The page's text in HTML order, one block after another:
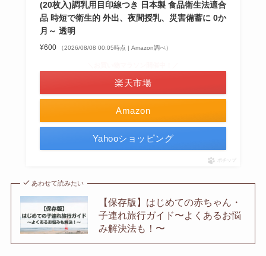
(20枚入)調乳用目印線つき 日本製 食品衛生法適合
品 時短で衛生的 外出、夜間授乳、災害備蓄に 0か
月～ 透明
¥600 （2026/08/08 00:05時点 | Amazon調べ）
Amazon
楽天市場
Yahooショッピング
ポチップ
あわせて読みたい
【保存版】はじめての赤ちゃん・
子連れ旅行ガイド〜よくあるお悩
み解決法も！〜